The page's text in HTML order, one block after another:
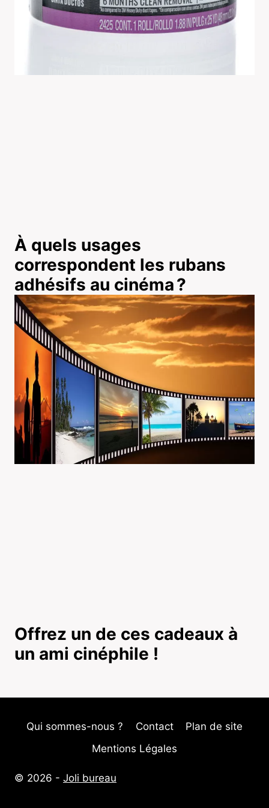
À quels usages
correspondent les rubans
adhésifs au cinéma ?
Offrez un de ces cadeaux à
un ami cinéphile !
Qui sommes-nous ? Contact
Plan de site
Mentions Légales
© 2026 - Joli bureau